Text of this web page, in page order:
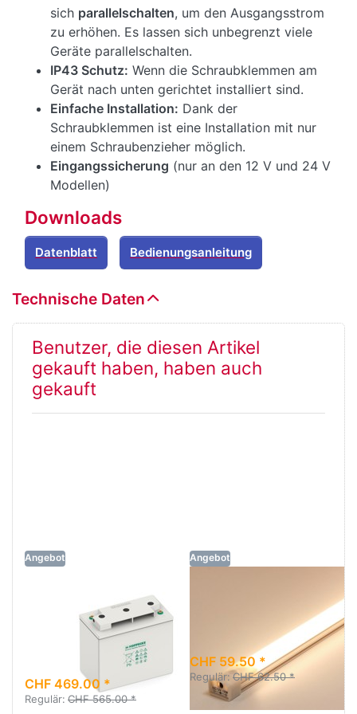
sich parallelschalten, um den Ausgangsstrom
zu erhöhen. Es lassen sich unbegrenzt viele
Geräte parallelschalten.
IP43 Schutz: Wenn die Schraubklemmen am
Gerät nach unten gerichtet installiert sind.
Einfache Installation: Dank der
Schraubklemmen ist eine Installation mit nur
einem Schraubenzieher möglich.
Eingangssicherung (nur an den 12 V und 24 V
Modellen)
Downloads
Datenblatt Bedienungsanleitung
Technische Daten
Benutzer, die diesen Artikel
gekauft haben, haben auch
gekauft
Angebot
Hoppecke Sun
Power VR M
CHF 469.00 *
Regulär: CHF 565.00 *
Angebot
warmweiss
CHF 59.50 *
Regulär: CHF 62.50 *